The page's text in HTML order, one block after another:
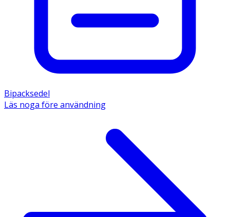
Bipacksedel
Läs noga före användning